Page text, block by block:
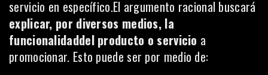
servicio en específico.El argumento racional buscará
explicar, por diversos medios, la
funcionalidaddel producto o servicio a
promocionar. Esto puede ser por medio de: